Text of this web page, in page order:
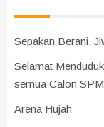
Sepakan Berani,
Selamat
semua Calon
Arena Hujah